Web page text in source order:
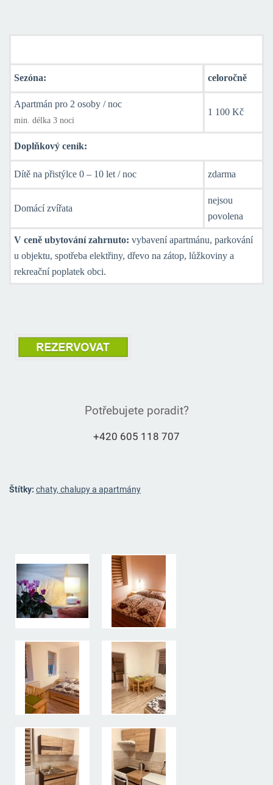
Sezóna: celoročně
Apartmán pro 2 osoby / noc
min. délka 3 noci
1 100 Kč
Doplňkový ceník:
Dítě na přistýlce 0 – 10 let / noc zdarma
Domácí zvířata
nejsou
povolena
V ceně ubytování zahrnuto: vybavení apartmánu, parkování
u objektu, spotřeba elektřiny, dřevo na zátop, lůžkoviny a
rekreační poplatek obci.
Potřebujete poradit?
+420 605 118 707
Štítky: chaty, chalupy a apartmány